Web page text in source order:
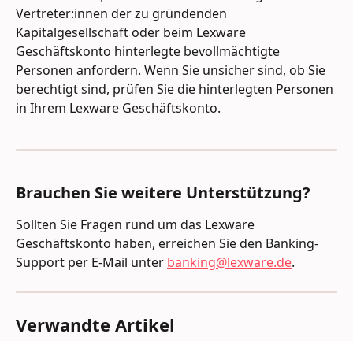
Vertreter:innen der zu gründenden
Kapitalgesellschaft oder beim Lexware
Geschäftskonto hinterlegte bevollmächtigte
Personen anfordern. Wenn Sie unsicher sind, ob Sie
berechtigt sind, prüfen Sie die hinterlegten Personen
in Ihrem Lexware Geschäftskonto.
Brauchen Sie weitere Unterstützung?
Sollten Sie Fragen rund um das Lexware
Geschäftskonto haben, erreichen Sie den Banking-
Support per E-Mail unter banking@lexware.de.
Verwandte Artikel